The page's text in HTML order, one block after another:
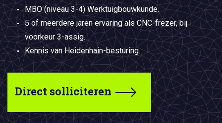
MBO (niveau 3-4) Werktuigbouwkunde.
5 of meerdere jaren ervaring als CNC-frezer, bij
voorkeur 3-assig.
Kennis van Heidenhain-besturing.
Direct solliciteren